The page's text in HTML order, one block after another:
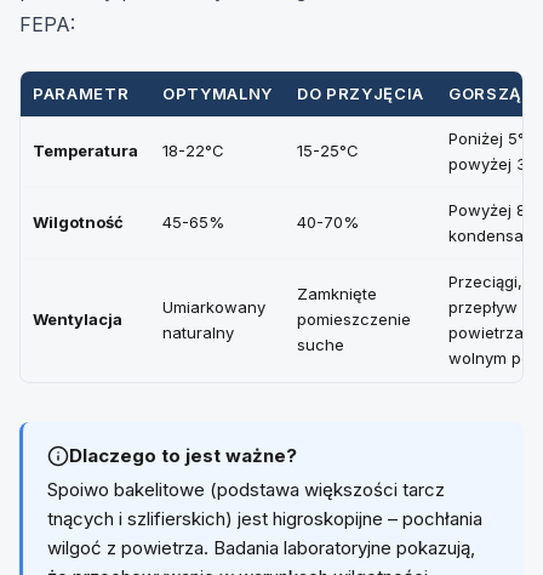
FEPA:
PARAMETR OPTYMALNY DO PRZYJĘCIA
Temperatura 18-22°C 15-25°C
Poniżej 5°C
powyżej
Wilgotność 45-65% 40-70%
Powyżej
Wentylacja
Umiarkowany
naturalny
Zamknięte
pomieszczenie
suche
Przeciągi,
przepływ
powietrza
wolnym
Dlaczego to jest ważne?
Spoiwo bakelitowe (podstawa większości tarcz
tnących i szlifierskich) jest higroskopijne – pochłania
wilgoć z powietrza. Badania laboratoryjne pokazują,